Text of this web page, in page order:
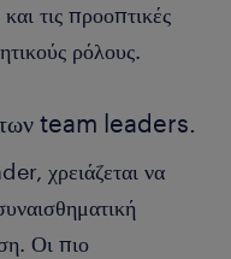
τις προοπτικές
ρόλους.
των team leaders.
χρειάζεται να
Οι πιο